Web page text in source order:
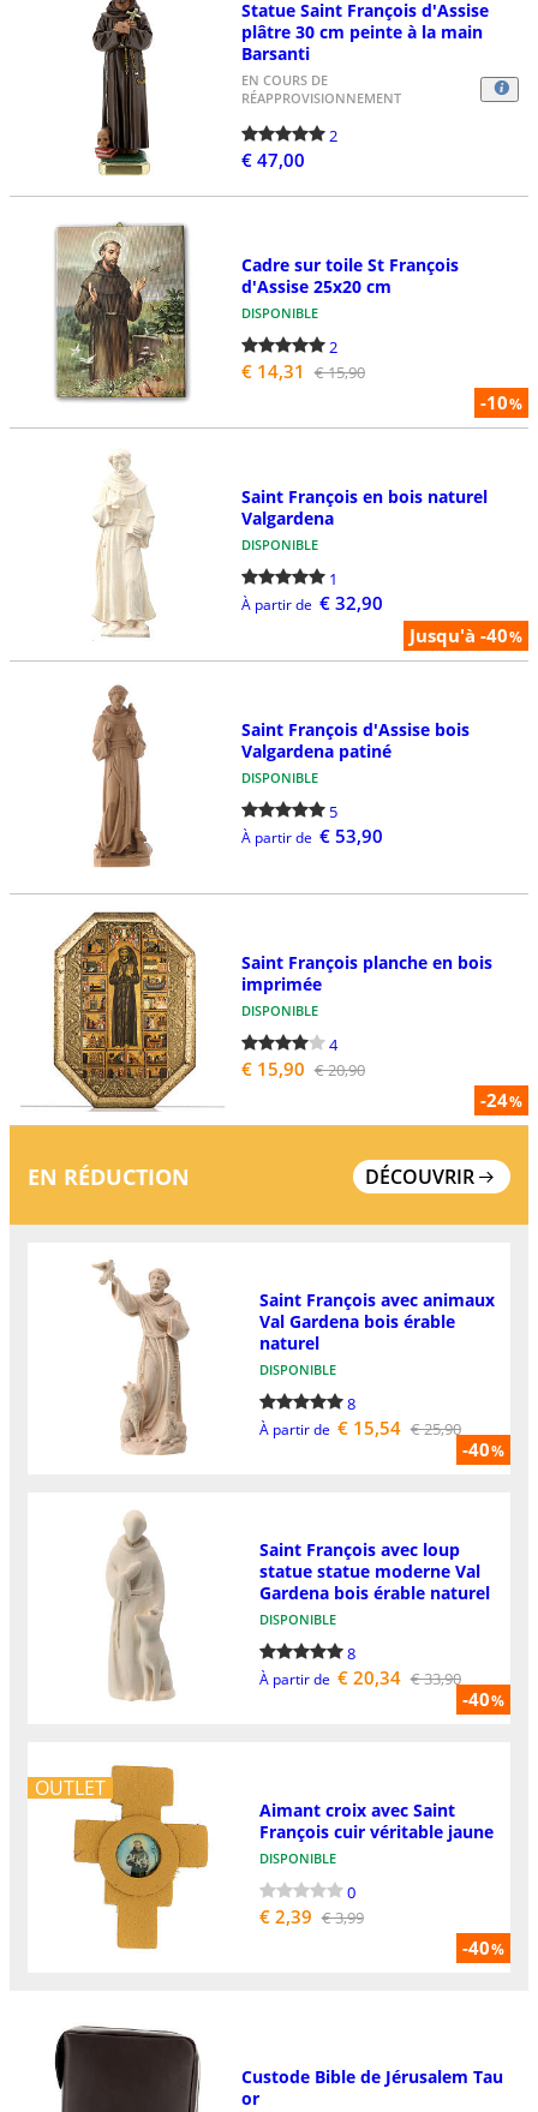
Statue Saint François d'Assise
plâtre 30 cm peinte à la main
Barsanti
EN COURS DE
RÉAPPROVISIONNEMENT
2
€ 47,00
-10%
Cadre sur toile St François
d'Assise 25x20 cm
DISPONIBLE
2
€ 14,31 € 15,90
Jusqu'à -40%
Saint François en bois naturel
Valgardena
DISPONIBLE
1
À partir de € 32,90
Saint François d'Assise bois
Valgardena patiné
DISPONIBLE
5
À partir de € 53,90
-24%
Saint François planche en bois
imprimée
DISPONIBLE
4
€ 15,90 € 20,90
EN RÉDUCTION DÉCOUVRIR
-40%
Saint François avec animaux
Val Gardena bois érable
naturel
DISPONIBLE
8
À partir de € 15,54 € 25,90
-40%
Saint François avec loup
statue statue moderne Val
Gardena bois érable naturel
DISPONIBLE
8
À partir de € 20,34 € 33,90
OUTLET
-40%
Aimant croix avec Saint
François cuir véritable jaune
DISPONIBLE
0
€ 2,39 € 3,99
Custode Bible de Jérusalem Tau
or